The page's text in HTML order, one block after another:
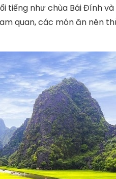
tiếng như chùa Bái Đính
quan, các món ăn nên